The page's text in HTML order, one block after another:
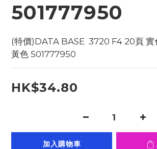
501777950
(特價)DATA BASE  3720 F4 20頁 實
黃色 501777950
HK$34.80
加入購物車